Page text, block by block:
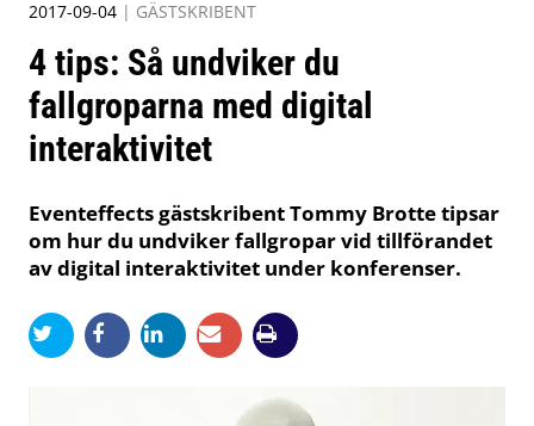
2017-09-04 | GÄSTSKRIBENT
4 tips: Så undviker du
fallgroparna med digital
interaktivitet
Eventeffects gästskribent Tommy Brotte tipsar
om hur du undviker fallgropar vid tillförandet
av digital interaktivitet under konferenser.